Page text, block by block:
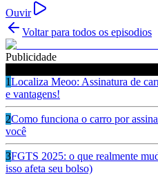
Ouvir
Voltar para todos os episodios
Publicidade
1Localiza Meoo: Assinatura de
e vantagens!
2Como funciona o carro por
você
3FGTS 2025: o que realmente
isso afeta seu bolso)